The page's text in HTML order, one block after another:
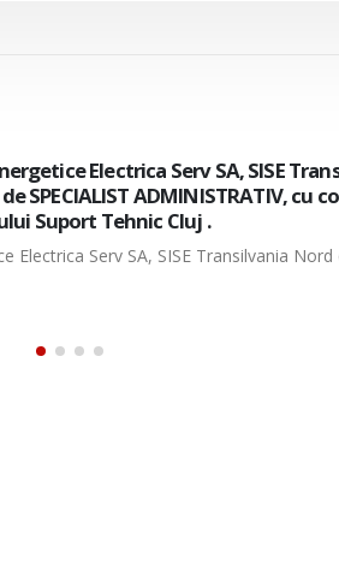
Electrica Serv SA,
electrician mentenanta, cu
Sud-Oltenia– Centrul 110
Electrica Serv SA, organizeaza concurs